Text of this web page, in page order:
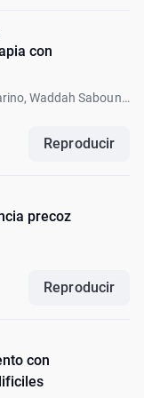
con
Waddah Sabouni,
Reproducir
precoz
Reproducir
con